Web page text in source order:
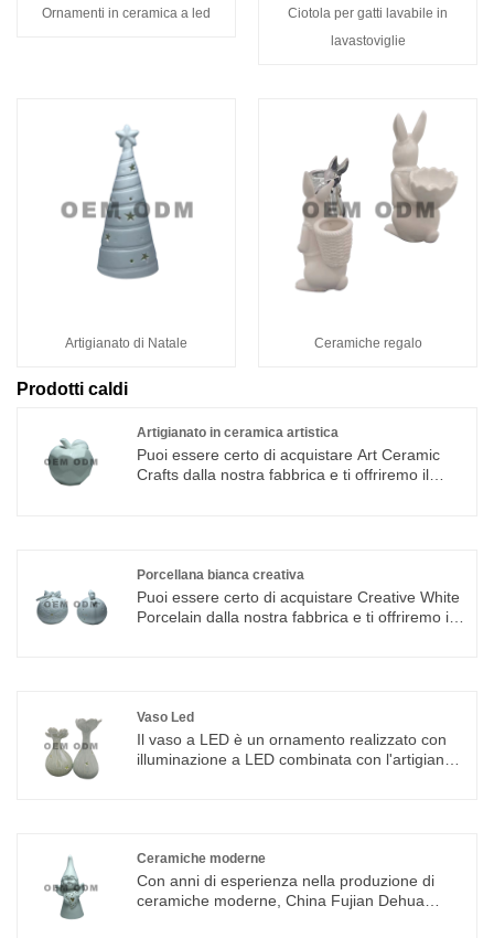
Ornamenti in ceramica a led
Ciotola per gatti lavabile in
lavastoviglie
Artigianato di Natale Ceramiche regalo
Prodotti caldi
Artigianato in ceramica artistica
Puoi essere certo di acquistare Art Ceramic
Crafts dalla nostra fabbrica e ti offriremo il
Porcellana bianca creativa
Puoi essere certo di acquistare Creative White
Porcelain dalla nostra fabbrica e ti offriremo il
Vaso Led
Il vaso a LED è un ornamento realizzato con
illuminazione a LED combinata con l'artigianato
dell'artigianato tradizionale, integra la pittura
cinese e occidentale e la video arte, combinata
con l'intaglio della giada, l'intaglio della lacca e
Ceramiche moderne
Con anni di esperienza nella produzione di
ceramiche moderne, China Fujian Dehua